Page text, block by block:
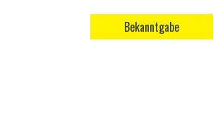
Bekanntgabe